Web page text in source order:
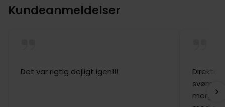
Kundeanmeldelser
Det var rigtig dejligt igen!!!
Direkte